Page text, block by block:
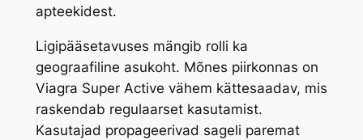
apteekidest.
Ligipääsetavuses mängib rolli ka
geograafiline asukoht. Mõnes piirkonnas on
Viagra Super Active vähem kättesaadav, mis
raskendab regulaarset kasutamist.
Kasutajad propageerivad sageli paremat